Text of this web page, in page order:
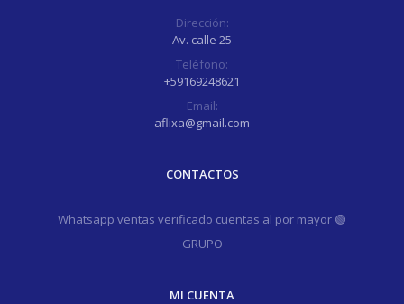
Dirección:
Av. calle 25
Teléfono:
+59169248621
Email:
aflixa@gmail.com
CONTACTOS
Whatsapp ventas verificado cuentas al por mayor 🟢
GRUPO
MI CUENTA